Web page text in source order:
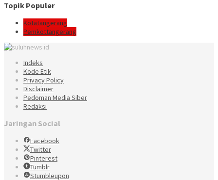
Topik Populer
Kotatangerang
Pemkottangerang
Indeks
Kode Etik
Privacy Policy
Disclaimer
Pedoman Media Siber
Redaksi
Jaringan Social
Facebook
Twitter
Pinterest
Tumblr
Stumbleupon